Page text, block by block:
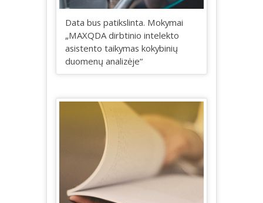
Data bus patikslinta. Mokymai
„MAXQDA dirbtinio intelekto
asistento taikymas kokybinių
duomenų analizėje“